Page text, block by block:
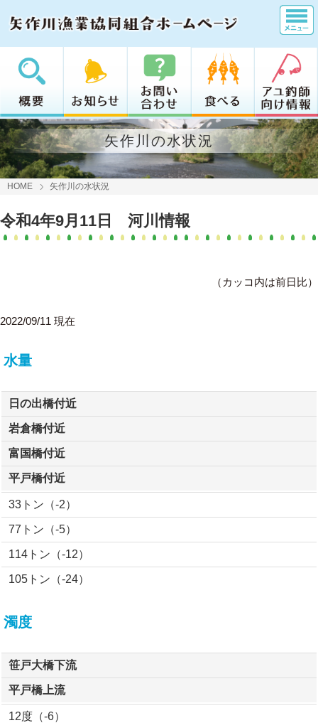
矢作川の水状況
HOME 矢作川の水状況
令和4年9月11日 河川情報
（カッコ内は前日比）
2022/09/11 現在
水量
日の出橋付近
岩倉橋付近
富国橋付近
平戸橋付近
33トン（-2）
77トン（-5）
114トン（-12）
105トン（-24）
濁度
笹戸大橋下流
平戸橋上流
12度（-6）